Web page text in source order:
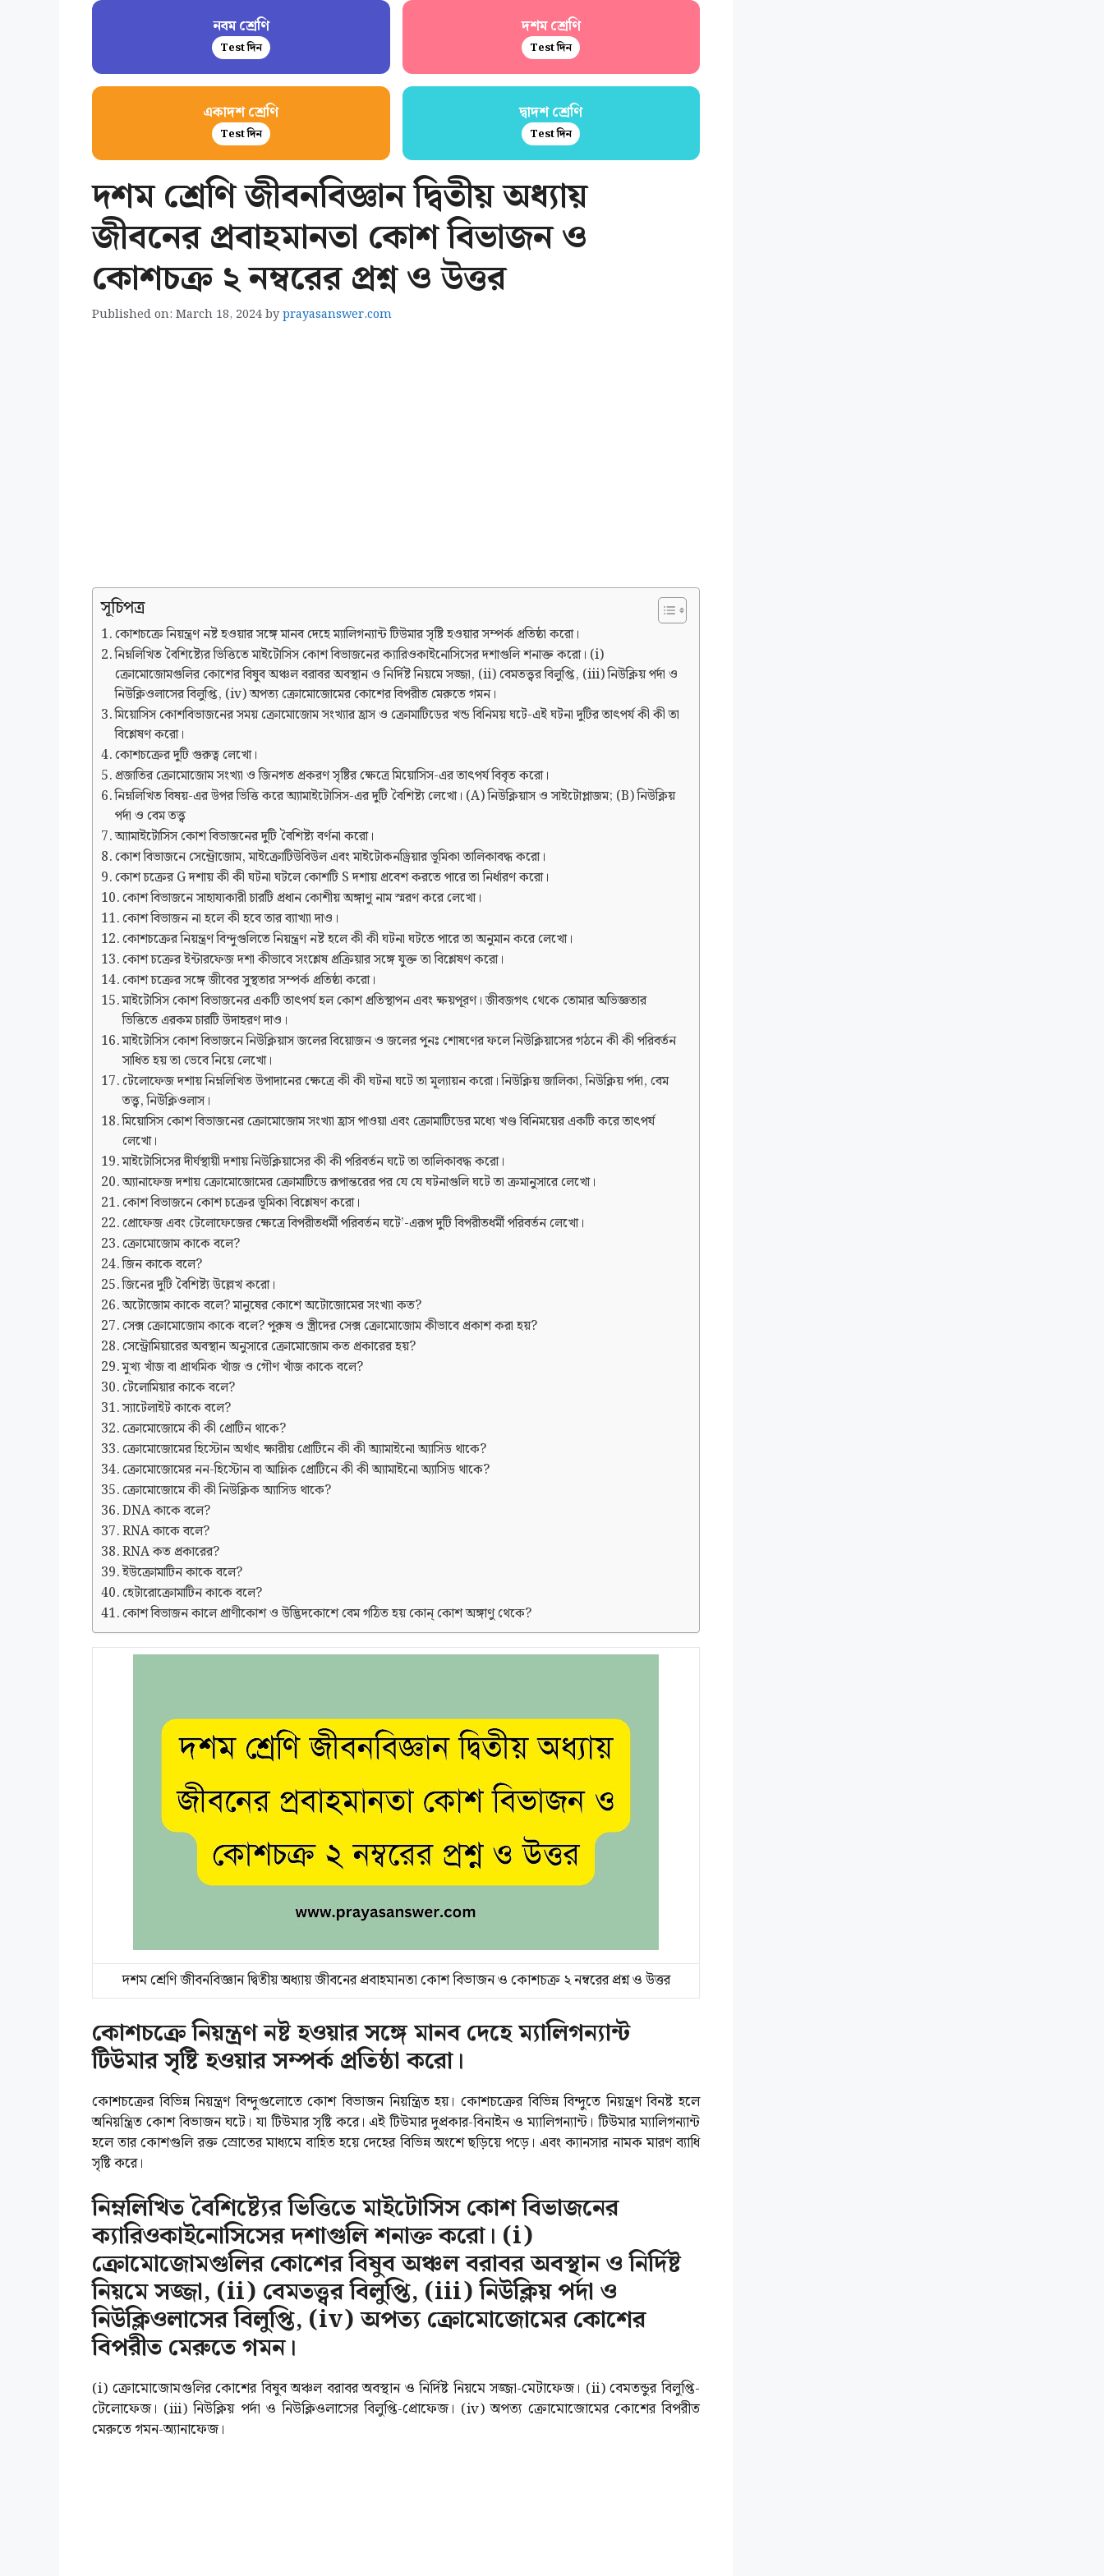
নবম শ্রেণি
Test দিন
দশম শ্রেণি
Test দিন
একাদশ শ্রেণি
Test দিন
দ্বাদশ শ্রেণি
Test দিন
দশম শ্রেণি জীবনবিজ্ঞান দ্বিতীয় অধ্যায়
জীবনের প্রবাহমানতা কোশ বিভাজন ও
কোশচক্র ২ নম্বরের প্রশ্ন ও উত্তর
Published on: March 18, 2024byprayasanswer.com
সূচিপত্র
কোশচক্রে নিয়ন্ত্রণ নষ্ট হওয়ার সঙ্গে মানব দেহে ম্যালিগন্যান্ট টিউমার সৃষ্টি হওয়ার সম্পর্ক প্রতিষ্ঠা করো।
নিম্নলিখিত বৈশিষ্ট্যের ভিত্তিতে মাইটোসিস কোশ বিভাজনের ক্যারিওকাইনোসিসের দশাগুলি শনাক্ত করো। (i)
ক্রোমোজোমগুলির কোশের বিষুব অঞ্চল বরাবর অবস্থান ও নির্দিষ্ট নিয়মে সজ্জা, (ii) বেমতত্ত্বর বিলুপ্তি, (iii) নিউক্লিয় পর্দা ও
নিউক্লিওলাসের বিলুপ্তি, (iv) অপত্য ক্রোমোজোমের কোশের বিপরীত মেরুতে গমন।
মিয়োসিস কোশবিভাজনের সময় ক্রোমোজোম সংখ্যার হ্রাস ও ক্রোমাটিডের খন্ড বিনিময় ঘটে-এই ঘটনা দুটির তাৎপর্য কী কী তা
বিশ্লেষণ করো।
কোশচক্রের দুটি গুরুত্ব লেখো।
প্রজাতির ক্রোমোজোম সংখ্যা ও জিনগত প্রকরণ সৃষ্টির ক্ষেত্রে মিয়োসিস-এর তাৎপর্য বিবৃত করো।
নিম্নলিখিত বিষয়-এর উপর ভিত্তি করে অ্যামাইটোসিস-এর দুটি বৈশিষ্ট্য লেখো। (A) নিউক্লিয়াস ও সাইটোপ্লাজম; (B) নিউক্লিয়
পর্দা ও বেম তত্ত্ব
অ্যামাইটোসিস কোশ বিভাজনের দুটি বৈশিষ্ট্য বর্ণনা করো।
কোশ বিভাজনে সেন্ট্রোজোম, মাইক্রোটিউবিউল এবং মাইটোকনড্রিয়ার ভূমিকা তালিকাবদ্ধ করো।
কোশ চক্রের G দশায় কী কী ঘটনা ঘটলে কোশটি S দশায় প্রবেশ করতে পারে তা নির্ধারণ করো।
কোশ বিভাজনে সাহায্যকারী চারটি প্রধান কোশীয় অঙ্গাণু নাম স্মরণ করে লেখো।
কোশ বিভাজন না হলে কী হবে তার ব্যাখ্যা দাও।
কোশচক্রের নিয়ন্ত্রণ বিন্দুগুলিতে নিয়ন্ত্রণ নষ্ট হলে কী কী ঘটনা ঘটতে পারে তা অনুমান করে লেখো।
কোশ চক্রের ইন্টারফেজ দশা কীভাবে সংশ্লেষ প্রক্রিয়ার সঙ্গে যুক্ত তা বিশ্লেষণ করো।
কোশ চক্রের সঙ্গে জীবের সুস্থতার সম্পর্ক প্রতিষ্ঠা করো।
মাইটোসিস কোশ বিভাজনের একটি তাৎপর্য হল কোশ প্রতিস্থাপন এবং ক্ষয়পূরণ। জীবজগৎ থেকে তোমার অভিজ্ঞতার
ভিত্তিতে এরকম চারটি উদাহরণ দাও।
মাইটোসিস কোশ বিভাজনে নিউক্লিয়াস জলের বিয়োজন ও জলের পুনঃ শোষণের ফলে নিউক্লিয়াসের গঠনে কী কী পরিবর্তন
সাধিত হয় তা ভেবে নিয়ে লেখো।
টেলোফেজ দশায় নিম্নলিখিত উপাদানের ক্ষেত্রে কী কী ঘটনা ঘটে তা মূল্যায়ন করো। নিউক্লিয় জালিকা, নিউক্লিয় পর্দা, বেম
তত্ত্ব, নিউক্লিওলাস।
মিয়োসিস কোশ বিভাজনের ক্রোমোজোম সংখ্যা হ্রাস পাওয়া এবং ক্রোমাটিডের মধ্যে খণ্ড বিনিময়ের একটি করে তাৎপর্য
লেখো।
মাইটোসিসের দীর্ঘস্থায়ী দশায় নিউক্লিয়াসের কী কী পরিবর্তন ঘটে তা তালিকাবদ্ধ করো।
অ্যানাফেজ দশায় ক্রোমোজোমের ক্রোমাটিডে রূপান্তরের পর যে যে ঘটনাগুলি ঘটে তা ক্রমানুসারে লেখো।
কোশ বিভাজনে কোশ চক্রের ভূমিকা বিশ্লেষণ করো।
প্রোফেজ এবং টেলোফেজের ক্ষেত্রে বিপরীতধর্মী পরিবর্তন ঘটে’-এরূপ দুটি বিপরীতধর্মী পরিবর্তন লেখো।
ক্রোমোজোম কাকে বলে?
জিন কাকে বলে?
জিনের দুটি বৈশিষ্ট্য উল্লেখ করো।
অটোজোম কাকে বলে? মানুষের কোশে অটোজোমের সংখ্যা কত?
সেক্স ক্রোমোজোম কাকে বলে? পুরুষ ও স্ত্রীদের সেক্স ক্রোমোজোম কীভাবে প্রকাশ করা হয়?
সেন্ট্রোমিয়ারের অবস্থান অনুসারে ক্রোমোজোম কত প্রকারের হয়?
মুখ্য খাঁজ বা প্রাথমিক খাঁজ ও গৌণ খাঁজ কাকে বলে?
টেলোমিয়ার কাকে বলে?
স্যাটেলাইট কাকে বলে?
ক্রোমোজোমে কী কী প্রোটিন থাকে?
ক্রোমোজোমের হিস্টোন অর্থাৎ ক্ষারীয় প্রোটিনে কী কী অ্যামাইনো অ্যাসিড থাকে?
ক্রোমোজোমের নন-হিস্টোন বা আম্লিক প্রোটিনে কী কী অ্যামাইনো অ্যাসিড থাকে?
ক্রোমোজোমে কী কী নিউক্লিক অ্যাসিড থাকে?
DNA কাকে বলে?
RNA কাকে বলে?
RNA কত প্রকারের?
ইউক্রোমাটিন কাকে বলে?
হেটারোক্রোমাটিন কাকে বলে?
কোশ বিভাজন কালে প্রাণীকোশ ও উদ্ভিদকোশে বেম গঠিত হয় কোন্ কোশ অঙ্গাণু থেকে?
দশম শ্রেণি জীবনবিজ্ঞান দ্বিতীয় অধ্যায় জীবনের প্রবাহমানতা কোশ বিভাজন ও কোশচক্র ২ নম্বরের প্রশ্ন ও উত্তর
কোশচক্রে নিয়ন্ত্রণ নষ্ট হওয়ার সঙ্গে মানব দেহে ম্যালিগন্যান্ট
টিউমার সৃষ্টি হওয়ার সম্পর্ক প্রতিষ্ঠা করো।
কোশচক্রের বিভিন্ন নিয়ন্ত্রণ বিন্দুগুলোতে কোশ বিভাজন নিয়ন্ত্রিত হয়। কোশচক্রের বিভিন্ন বিন্দুতে নিয়ন্ত্রণ বিনষ্ট হলে
অনিয়ন্ত্রিত কোশ বিভাজন ঘটে। যা টিউমার সৃষ্টি করে। এই টিউমার দুপ্রকার-বিনাইন ও ম্যালিগন্যান্ট। টিউমার ম্যালিগন্যান্ট
হলে তার কোশগুলি রক্ত স্রোতের মাধ্যমে বাহিত হয়ে দেহের বিভিন্ন অংশে ছড়িয়ে পড়ে। এবং ক্যানসার নামক মারণ ব্যাধি
সৃষ্টি করে।
নিম্নলিখিত বৈশিষ্ট্যের ভিত্তিতে মাইটোসিস কোশ বিভাজনের
ক্যারিওকাইনোসিসের দশাগুলি শনাক্ত করো। (i)
ক্রোমোজোমগুলির কোশের বিষুব অঞ্চল বরাবর অবস্থান ও নির্দিষ্ট
নিয়মে সজ্জা, (ii) বেমতত্ত্বর বিলুপ্তি, (iii) নিউক্লিয় পর্দা ও
নিউক্লিওলাসের বিলুপ্তি, (iv) অপত্য ক্রোমোজোমের কোশের
বিপরীত মেরুতে গমন।
(i) ক্রোমোজোমগুলির কোশের বিষুব অঞ্চল বরাবর অবস্থান ও নির্দিষ্ট নিয়মে সজ্জা-মেটাফেজ। (ii) বেমতন্ডুর বিলুপ্তি-
টেলোফেজ। (iii) নিউক্লিয় পর্দা ও নিউক্লিওলাসের বিলুপ্তি-প্রোফেজ। (iv) অপত্য ক্রোমোজোমের কোশের বিপরীত
মেরুতে গমন-অ্যানাফেজ।